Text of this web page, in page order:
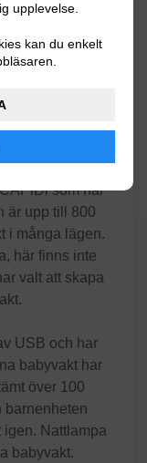
upplevelse.
kan du enkelt
som har
är upp till 800
i många lägen.
här finns inte
valt att skapa
USB och har
babyvakt har
över 100
barnenheten
igen. Nattlampa
babyvakt.